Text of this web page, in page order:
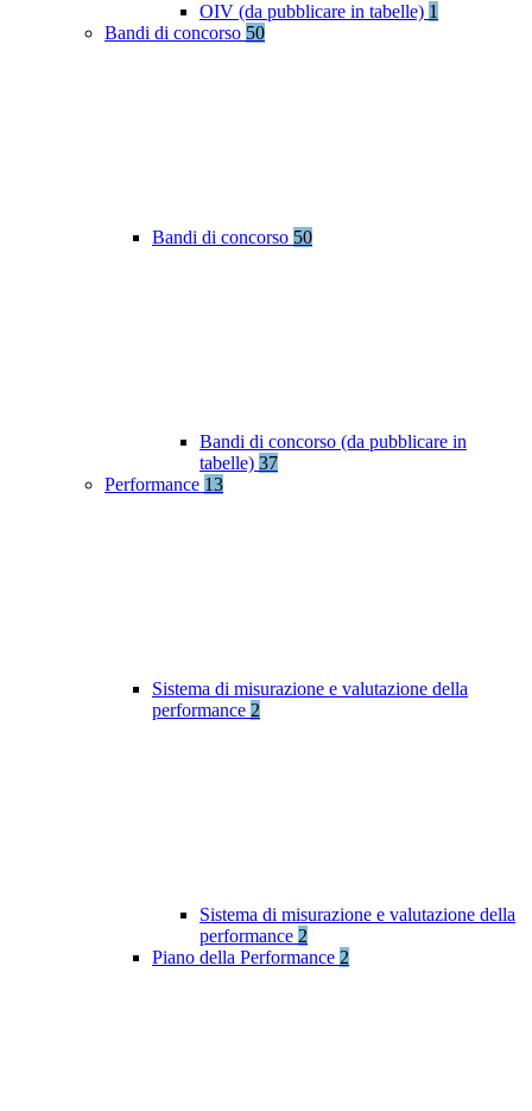
OIV (da pubblicare in tabelle) 1
Bandi di concorso 50
Bandi di concorso 50
Bandi di concorso (da pubblicare in
tabelle) 37
Performance 13
Sistema di misurazione e valutazione della
performance 2
Sistema di misurazione e valutazione della
performance 2
Piano della Performance 2